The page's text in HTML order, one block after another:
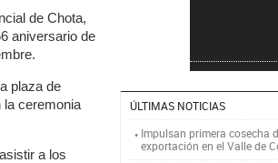
de Chota,
aniversario de
plaza de
la ceremonia
a los
ÚLTIMAS NOTICIAS
Impulsan primera cosecha
exportación en el Valle de